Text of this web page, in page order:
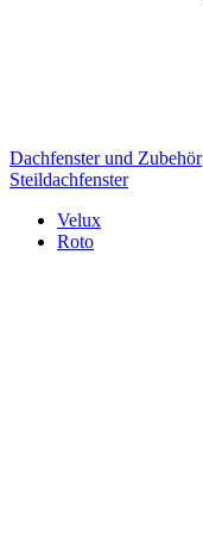
Dachfenster und Zubehör
Steildachfenster
Velux
Roto